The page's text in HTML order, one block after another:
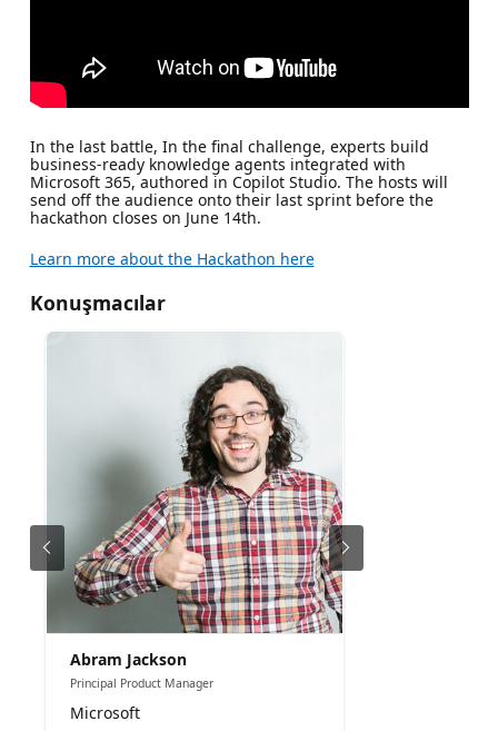
In the last battle, In the final challenge, experts build
business‑ready knowledge agents integrated with
Microsoft 365, authored in Copilot Studio. The hosts will
send off the audience onto their last sprint before the
hackathon closes on June 14th.
Learn more about the Hackathon here
Konuşmacılar
Abram Jackson
Principal Product Manager
Microsoft